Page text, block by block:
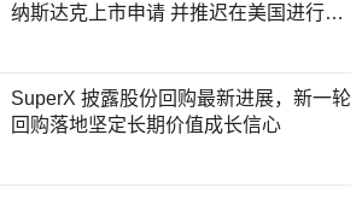
纳斯达克上市申请 并推迟在美国进行双
SuperX 披露股份回购最新进展，新一轮
回购落地坚定长期价值成长信心